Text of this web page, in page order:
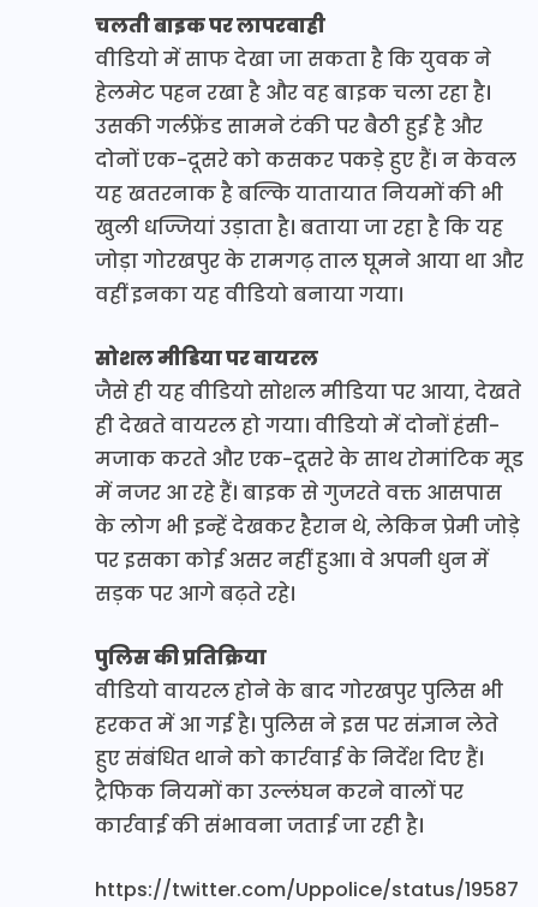
चलती बाइक पर लापरवाही
वीडियो में साफ देखा जा सकता है कि युवक ने
हेलमेट पहन रखा है और वह बाइक चला रहा है।
उसकी गर्लफ्रेंड सामने टंकी पर बैठी हुई है और
दोनों एक-दूसरे को कसकर पकड़े हुए हैं। न केवल
यह खतरनाक है बल्कि यातायात नियमों की भी
खुली धज्जियां उड़ाता है। बताया जा रहा है कि यह
जोड़ा गोरखपुर के रामगढ़ ताल घूमने आया था और
वहीं इनका यह वीडियो बनाया गया।
सोशल मीडिया पर वायरल
जैसे ही यह वीडियो सोशल मीडिया पर आया, देखते
ही देखते वायरल हो गया। वीडियो में दोनों हंसी-
मजाक करते और एक-दूसरे के साथ रोमांटिक मूड
में नजर आ रहे हैं। बाइक से गुजरते वक्त आसपास
के लोग भी इन्हें देखकर हैरान थे, लेकिन प्रेमी जोड़े
पर इसका कोई असर नहीं हुआ। वे अपनी धुन में
सड़क पर आगे बढ़ते रहे।
पुलिस की प्रतिक्रिया
वीडियो वायरल होने के बाद गोरखपुर पुलिस भी
हरकत में आ गई है। पुलिस ने इस पर संज्ञान लेते
हुए संबंधित थाने को कार्रवाई के निर्देश दिए हैं।
ट्रैफिक नियमों का उल्लंघन करने वालों पर
कार्रवाई की संभावना जताई जा रही है।
https://twitter.com/Uppolice/status/19587